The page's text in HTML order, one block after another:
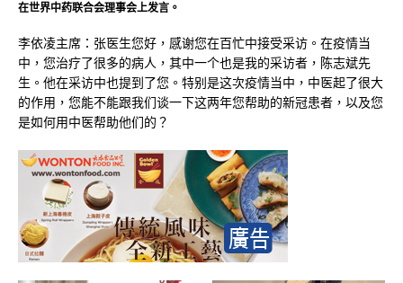
在世界中药联合会理事会上发言。
李依凌主席：张医生您好，感谢您在百忙中接受采访。在疫情当
中，您治疗了很多的病人，其中一个也是我的采访者，陈志斌先
生。他在采访中也提到了您。特别是这次疫情当中，中医起了很大
的作用，您能不能跟我们谈一下这两年您帮助的新冠患者，以及您
是如何用中医帮助他们的？